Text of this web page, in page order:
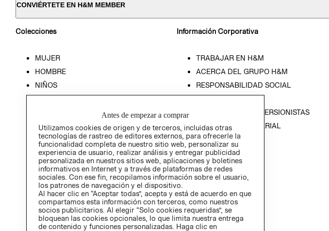
CONVIÉRTETE EN H&M MEMBER
Colecciones
MUJER
HOMBRE
NIÑOS
Información Corporativa
TRABAJAR EN H&M
ACERCA DEL GRUPO H&M
RESPONSABILIDAD SOCIAL
RELACIÓN CON INVERSIONISTAS
POLÍTICA EMPRESARIAL
Antes de empezar a comprar
Utilizamos cookies de origen y de terceros, incluidas otras
tecnologías de rastreo de editores externos, para ofrecerle la
funcionalidad completa de nuestro sitio web, personalizar su
experiencia de usuario, realizar análisis y entregar publicidad
personalizada en nuestros sitios web, aplicaciones y boletines
informativos en Internet y a través de plataformas de redes
sociales. Con ese fin, recopilamos información sobre el usuario,
los patrones de navegación y el dispositivo.
Al hacer clic en “Aceptar todas”, acepta y está de acuerdo en que
compartamos esta información con terceros, como nuestros
socios publicitarios. Al elegir “Solo cookies requeridas”, se
bloquean las cookies opcionales, lo que limita nuestra entrega
de contenido y funciones personalizadas. Haga clic en